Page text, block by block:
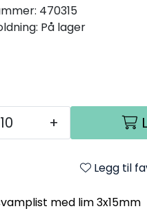
470315
På lager
+
Legg til
med lim 3x15mm